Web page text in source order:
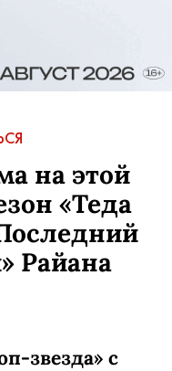
на этой
«Теда
Райана
звезда» с